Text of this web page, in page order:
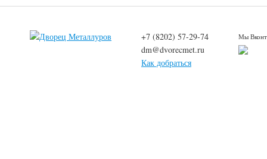
+7 (8202) 57-29-74
dm@dvorecmet.ru
Как добраться
Мы